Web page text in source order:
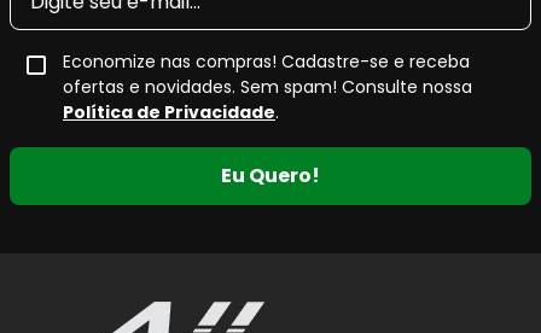
Economize nas compras! Cadastre-se e receba
ofertas e novidades. Sem spam! Consulte nossa
Política de Privacidade.
Eu Quero!